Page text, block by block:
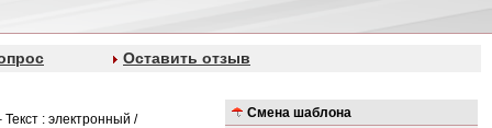
Оставить отзыв
: электронный / Смена шаблона